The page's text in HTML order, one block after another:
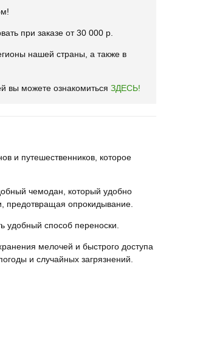
при заказе от 30 000 р.
нашей страны, а также в
вы можете ознакомиться ЗДЕСЬ!
и путешественников, которое
чемодан, который удобно
предотвращая опрокидывание.
удобный способ переноски.
мелочей и быстрого доступа
и случайных загрязнений.